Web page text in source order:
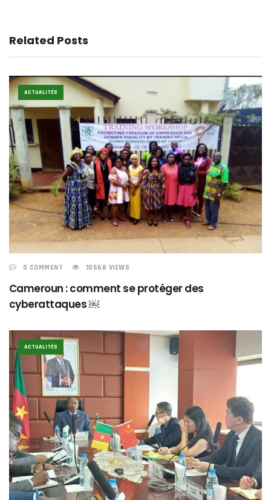
Related Posts
ACTUALITÉS
0 COMMENT 10668 VIEWS
Cameroun : comment se protéger des
cyberattaques ￼
ACTUALITÉS